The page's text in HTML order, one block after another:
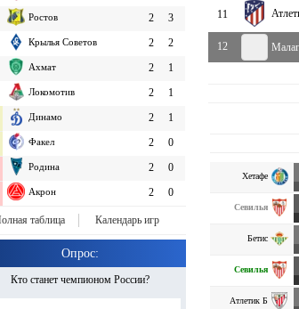
Ростов 2
3
Крылья Советов 2
2
Ахмат 2
1
Локомотив 2
1
Динамо 2 1
Факел 2 0
Родина 2 0
Акрон 2 0
таблица Календарь игр
Опрос:
Кто станет чемпионом России?
11
12
Хетафе
Севилья
Бетис
Севилья
Атлетик Б